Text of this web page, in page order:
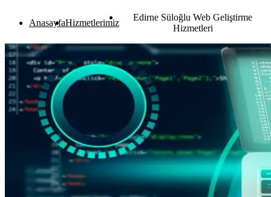
AnasayfaHizmetlerimiz
Edirne Süloğlu Web Geliştirme
Hizmetleri